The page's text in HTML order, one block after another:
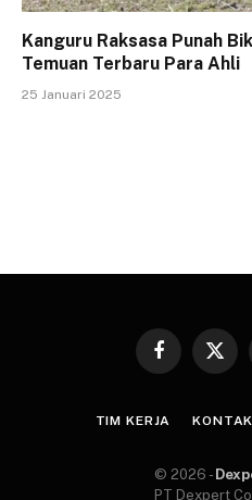
Kanguru Raksasa Punah
Temuan Terbaru Para Ahli
25 Januari 2025
Facebook
X
TIM KERJA KONTAK
© 2026 -
PT Dexpert